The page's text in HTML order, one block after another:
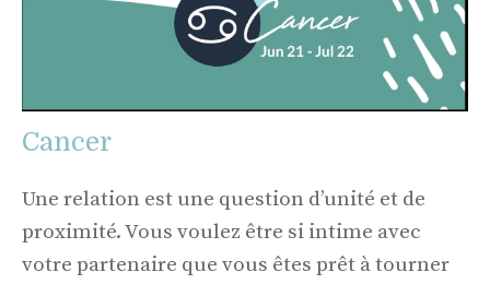
Cancer
Une relation est une question d’unité et de
proximité. Vous voulez être si intime avec
votre partenaire que vous êtes prêt à tourner